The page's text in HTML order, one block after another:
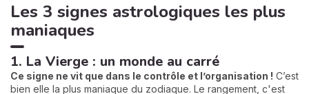
Les 3 signes astrologiques les plus
maniaques
1. La Vierge : un monde au carré
Ce signe ne vit que dans le contrôle et l’organisation ! C’est
bien elle la plus maniaque du zodiaque. Le rangement, c'est